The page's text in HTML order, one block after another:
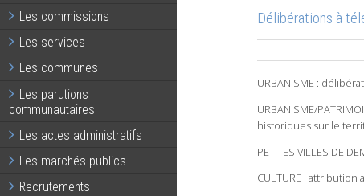
Les commissions
Les services
Les communes
Les parutions
communautaires
Les actes administratifs
Les marchés publics
Recrutements
Délibérations à
URBANISME :
URBANISME/
historiques sur le
PETITES VILLES DE
CULTURE :